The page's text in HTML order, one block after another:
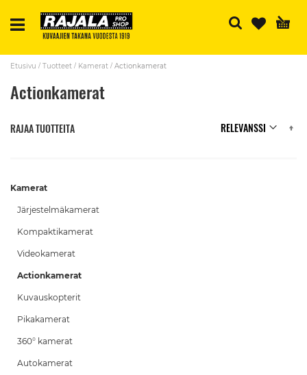
Etusivu Tuotteet Kamerat Actionkamerat
Actionkamerat
Kamerat
Järjestelmäkamerat
Kompaktikamerat
Videokamerat
Actionkamerat
Kuvauskopterit
Pikakamerat
360° kamerat
Autokamerat
RAJAA TUOTTEITA